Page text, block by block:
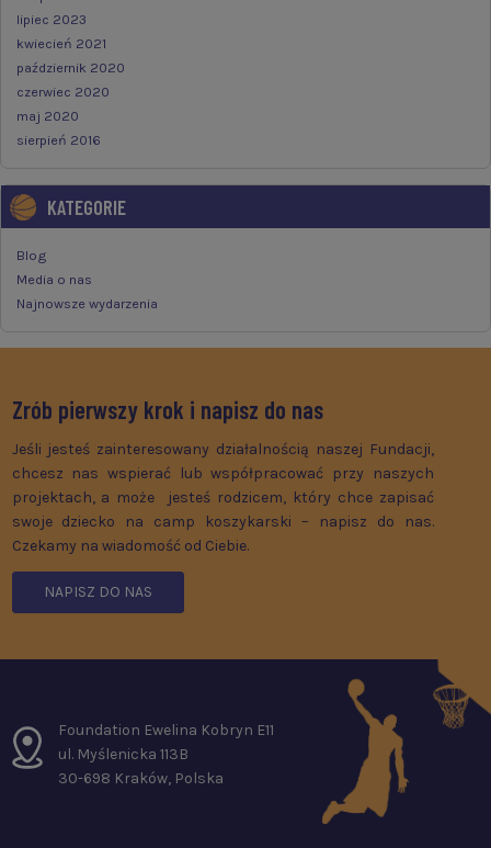
lipiec 2023
kwiecień 2021
październik 2020
czerwiec 2020
maj 2020
sierpień 2016
KATEGORIE
Blog
Media o nas
Najnowsze wydarzenia
Zrób pierwszy krok i napisz do nas
Jeśli jesteś zainteresowany działalnością naszej Fundacji,
chcesz nas wspierać lub współpracować przy naszych
projektach, a może jesteś rodzicem, który chce zapisać
swoje dziecko na camp koszykarski – napisz do nas.
Czekamy na wiadomość od Ciebie.
NAPISZ DO NAS
Foundation Ewelina Kobryn E11
ul. Myślenicka 113B
30-698 Kraków, Polska